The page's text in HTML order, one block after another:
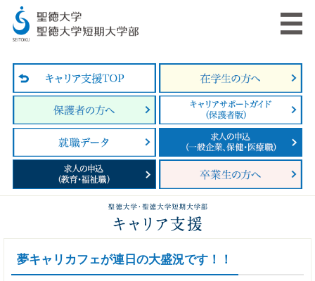
夢キャリカフェが連日の大盛況です！！